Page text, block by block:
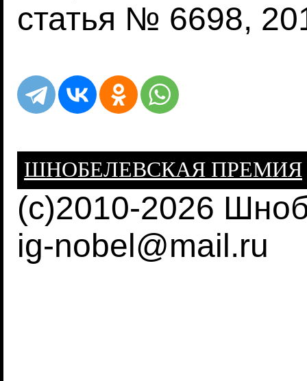
статья № 6698,
ШНОБЕЛЕВСКАЯ ПРЕМИЯ
(c)2010-2026
ig-nobel@mail.ru